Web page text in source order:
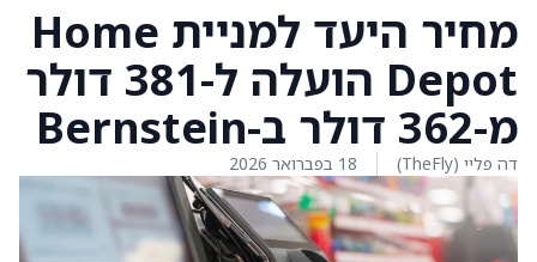
מחיר היעד למניית Home
Depot הועלה ל-381 דולר
מ-362 דולר ב-Bernstein
דה פליי (TheFly) 18 בפברואר 2026